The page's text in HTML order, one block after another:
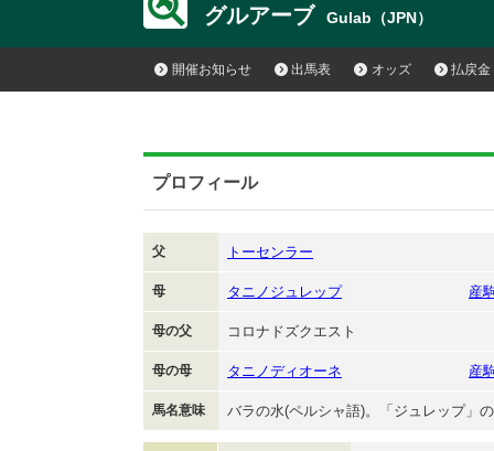
グルアーブ Gulab（JPN）
開催お知らせ 出馬表 オッズ 払戻金
プロフィール
父 トーセンラー
母 タニノジュレップ 産
母の父 コロナドズクエスト
母の母 タニノディオーネ 産
馬名意味 バラの水(ペルシャ語)。「ジュレップ」